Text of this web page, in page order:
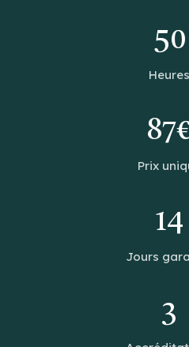
50
Heures
Prix
14
Jours
3